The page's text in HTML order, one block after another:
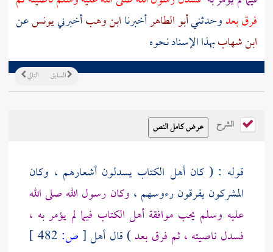
فرق بعدوحدثنيأبو الطاهرأخبرناابن وهبأخبرنييونسعن
ابن شهاببهذا الإسناد نحوه
التالي السابق
الشرح
قوله : ( كانأهل الكتاب يسدلون أشعارهم ، وكان
المشركون يفرقون رءوسهم ، وكان رسول الله صلى الله
عليه وسلم يحب موافقةأهل الكتاب فيما لم يؤمر به ،
فسدل ناصيته ، ثم فرق بعد) قال أهل[ص: